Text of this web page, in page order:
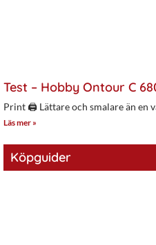
Test – Hobby Ontour C
Print 🖨 Lättare och smalare än en
Läs mer »
Köpguider